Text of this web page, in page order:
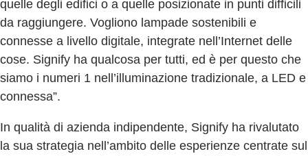
quelle degli edifici o a quelle posizionate in punti difficili
da raggiungere. Vogliono lampade sostenibili e
connesse a livello digitale, integrate nell’Internet delle
cose. Signify ha qualcosa per tutti, ed è per questo che
siamo i numeri 1 nell’illuminazione tradizionale, a LED e
connessa”.
In qualità di azienda indipendente, Signify ha rivalutato
la sua strategia nell’ambito delle esperienze centrate sul